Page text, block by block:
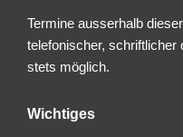
Termine ausserhalb
telefonischer, schriftlicher
stets möglich.
Wichtiges